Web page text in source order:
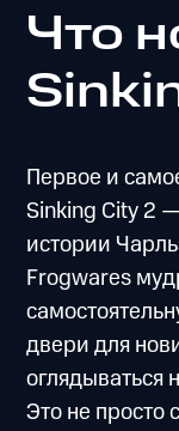
Что
Первое и
Sinking City 2
истории
Frogwares
двери для
оглядываться
Это не просто